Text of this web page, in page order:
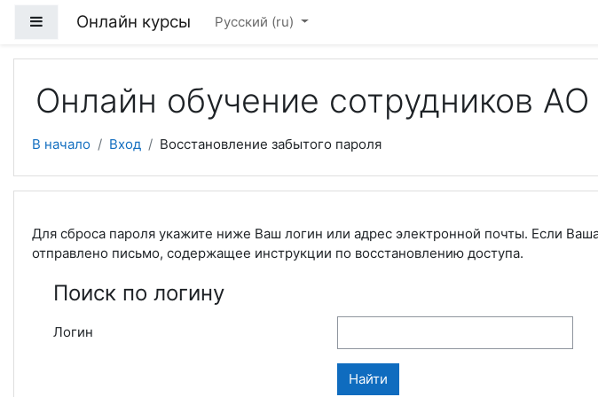
Боковая панель
Онлайн курсы Русский ‎(ru)‎
Онлайн обучение сотрудников
В начало Вход Восстановление забытого пароля
Для сброса пароля укажите ниже Ваш логин или адрес электронной почты. Если
отправлено письмо, содержащее инструкции по восстановлению доступа.
Поиск по логину
Логин